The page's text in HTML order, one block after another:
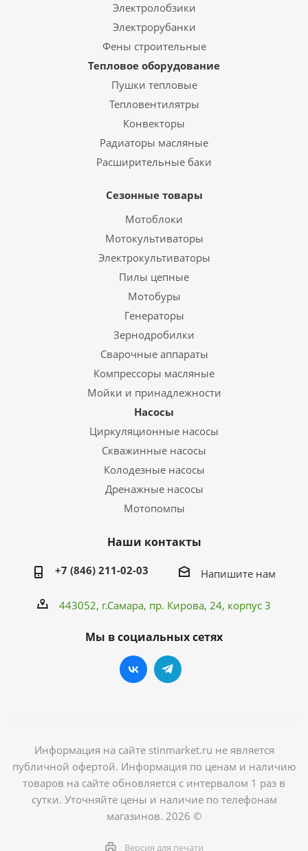
Электролобзики
Электрорубанки
Фены строительные
Тепловое оборудование
Пушки тепловые
Тепловентилятры
Конвекторы
Радиаторы масляные
Расширительные баки
Сезонные товары
Мотоблоки
Мотокультиваторы
Электрокультиваторы
Пилы цепные
Мотобуры
Генераторы
Зернодробилки
Сварочные аппараты
Компрессоры масляные
Мойки и принадлежности
Насосы
Циркуляционные насосы
Скважинные насосы
Колодезные насосы
Дренажные насосы
Мотопомпы
Наши контакты
+7 (846) 211-02-03 Напишите нам
443052, г.Самара, пр. Кирова, 24, корпус 3
Мы в социальных сетях
Информация на сайте stinmarket.ru не является
публичной офертой. Информация по ценам и наличию
товаров на сайте обновляется с интервалом 1 раз в
сутки. Уточняйте цены и наличие по телефонам
магазинов. 2026 ©
Версия для печати